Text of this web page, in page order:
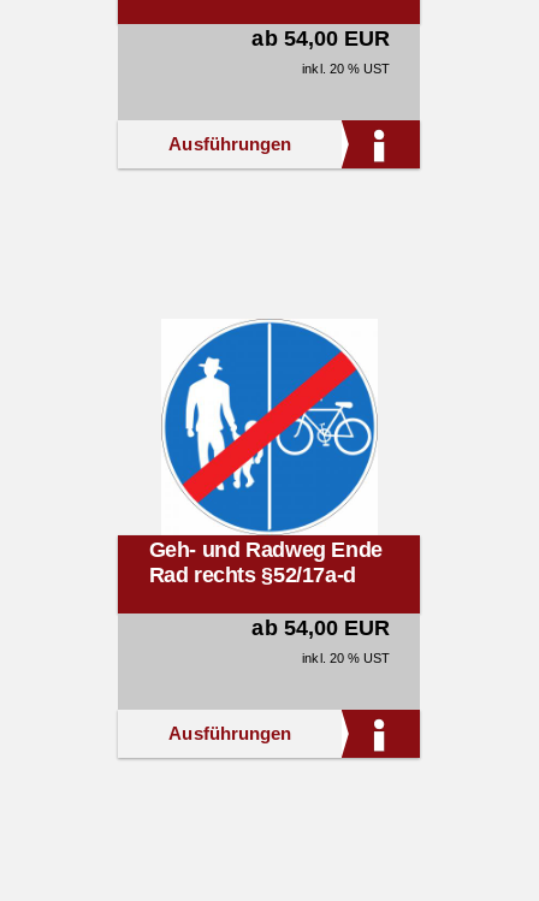
ab 54,00 EUR
inkl. 20 % UST
Ausführungen
Geh- und Radweg Ende
Rad rechts §52/17a-d
ab 54,00 EUR
inkl. 20 % UST
Ausführungen